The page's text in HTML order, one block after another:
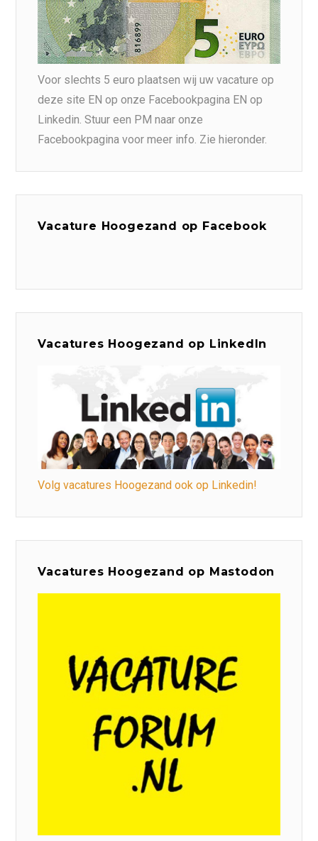
Voor slechts 5 euro plaatsen wij uw vacature op
deze site EN op onze Facebookpagina EN op
Linkedin. Stuur een PM naar onze
Facebookpagina voor meer info. Zie hieronder.
Vacature Hoogezand op Facebook
Vacatures Hoogezand op LinkedIn
Volg vacatures Hoogezand ook op Linkedin!
Vacatures Hoogezand op Mastodon